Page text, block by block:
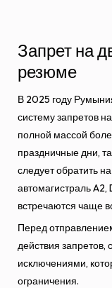
Запрет на
резюме
В 2025 году
систему запретов
полной массой
праздничные дни,
следует обратить
автомагистраль
встречаются чаще
Перед
действия
исключениями,
ограничения.